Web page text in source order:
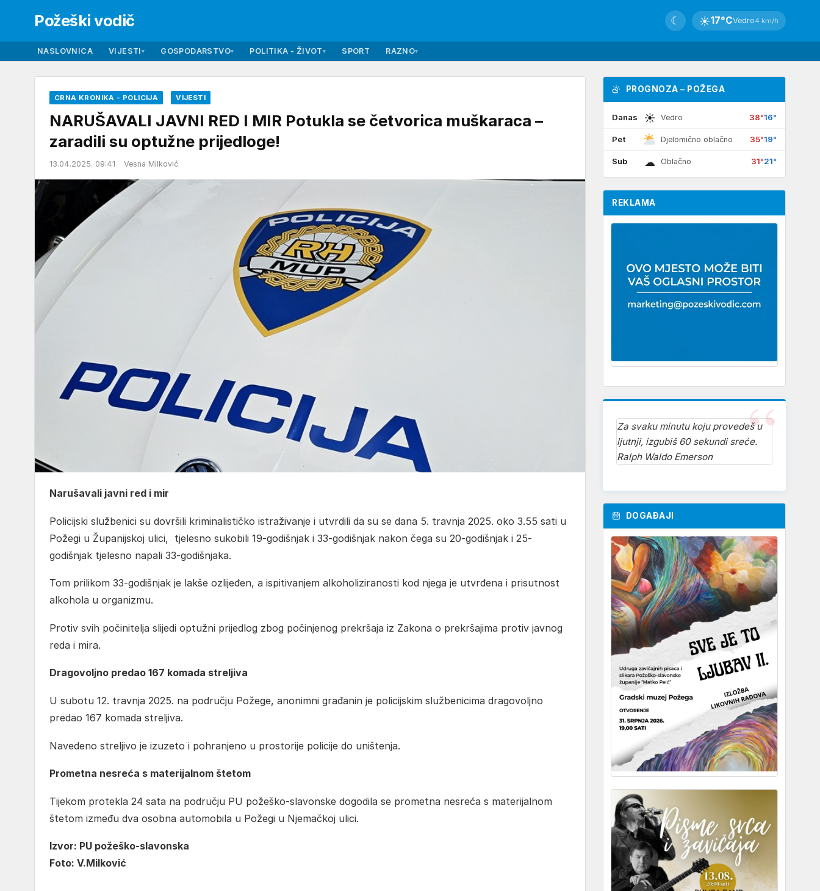
Požeški vodič ☀17°CVedro4 km/h
☾
NASLOVNICA VIJESTI▾ GOSPODARSTVO▾ POLITIKA - ŽIVOT▾ SPORT RAZNO▾
CRNA KRONIKA - POLICIJA VIJESTI
NARUŠAVALI JAVNI RED I MIR Potukla se četvorica muškaraca –
zaradili su optužne prijedloge!
13.04.2025. 09:41 Vesna Milković
Narušavali javni red i mir
Policijski službenici su dovršili kriminalističko istraživanje i utvrdili da su se dana 5. travnja 2025. oko 3.55 sati u
Požegi u Županijskoj ulici, tjelesno sukobili 19-godišnjak i 33-godišnjak nakon čega su 20-godišnjak i 25-
godišnjak tjelesno napali 33-godišnjaka.
Tom prilikom 33-godišnjak je lakše ozlijeđen, a ispitivanjem alkoholiziranosti kod njega je utvrđena i prisutnost
alkohola u organizmu.
Protiv svih počinitelja slijedi optužni prijedlog zbog počinjenog prekršaja iz Zakona o prekršajima protiv javnog
reda i mira.
Dragovoljno predao 167 komada streljiva
U subotu 12. travnja 2025. na području Požege, anonimni građanin je policijskim službenicima dragovoljno
predao 167 komada streljiva.
Navedeno streljivo je izuzeto i pohranjeno u prostorije policije do uništenja.
Prometna nesreća s materijalnom štetom
Tijekom protekla 24 sata na području PU požeško-slavonske dogodila se prometna nesreća s materijalnom
štetom između dva osobna automobila u Požegi u Njemačkoj ulici.
Izvor: PU požeško-slavonska
Foto: V.Milković
PROGNOZA – POŽEGA
Danas ☀ Vedro 38°16°
Pet Djelomično oblačno 35°19°
Sub ☁ Oblačno 31°21°
REKLAMA
Za svaku minutu koju provedeš u
ljutnji, izgubiš 60 sekundi sreće.
Ralph Waldo Emerson
DOGAĐAJI